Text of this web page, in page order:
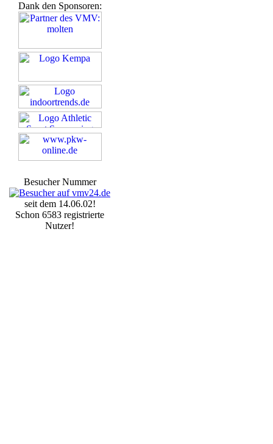
Dank den Sponsoren:
Besucher Nummer
seit dem 14.06.02!
Schon 6583 registrierte
Nutzer!